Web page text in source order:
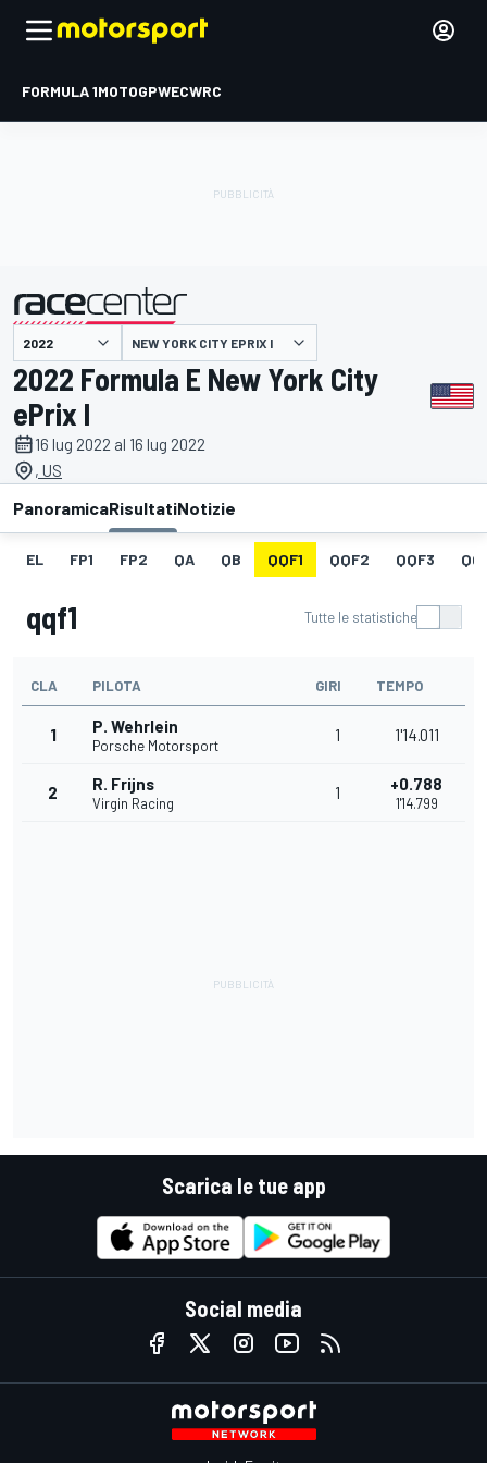
FORMULA 1MOTOGPWECWRC
presentato da NEW YORK CITY EPRIX I
2022 Formula E New York City
ePrix I
16 lug 2022 al 16 lug 2022
, US
PanoramicaRisultatiNotizie
EL FP1 FP2 QA QB QQF1 QQF2 QQF3
qqf1 Tutte le statistiche
CLA PILOTA GIRI TEMPO
1 P. Wehrlein
Porsche Motorsport
1 1'14.011
2 R. Frijns
Virgin Racing
1 +0.788
1'14.799
Scarica le tue app
Social media